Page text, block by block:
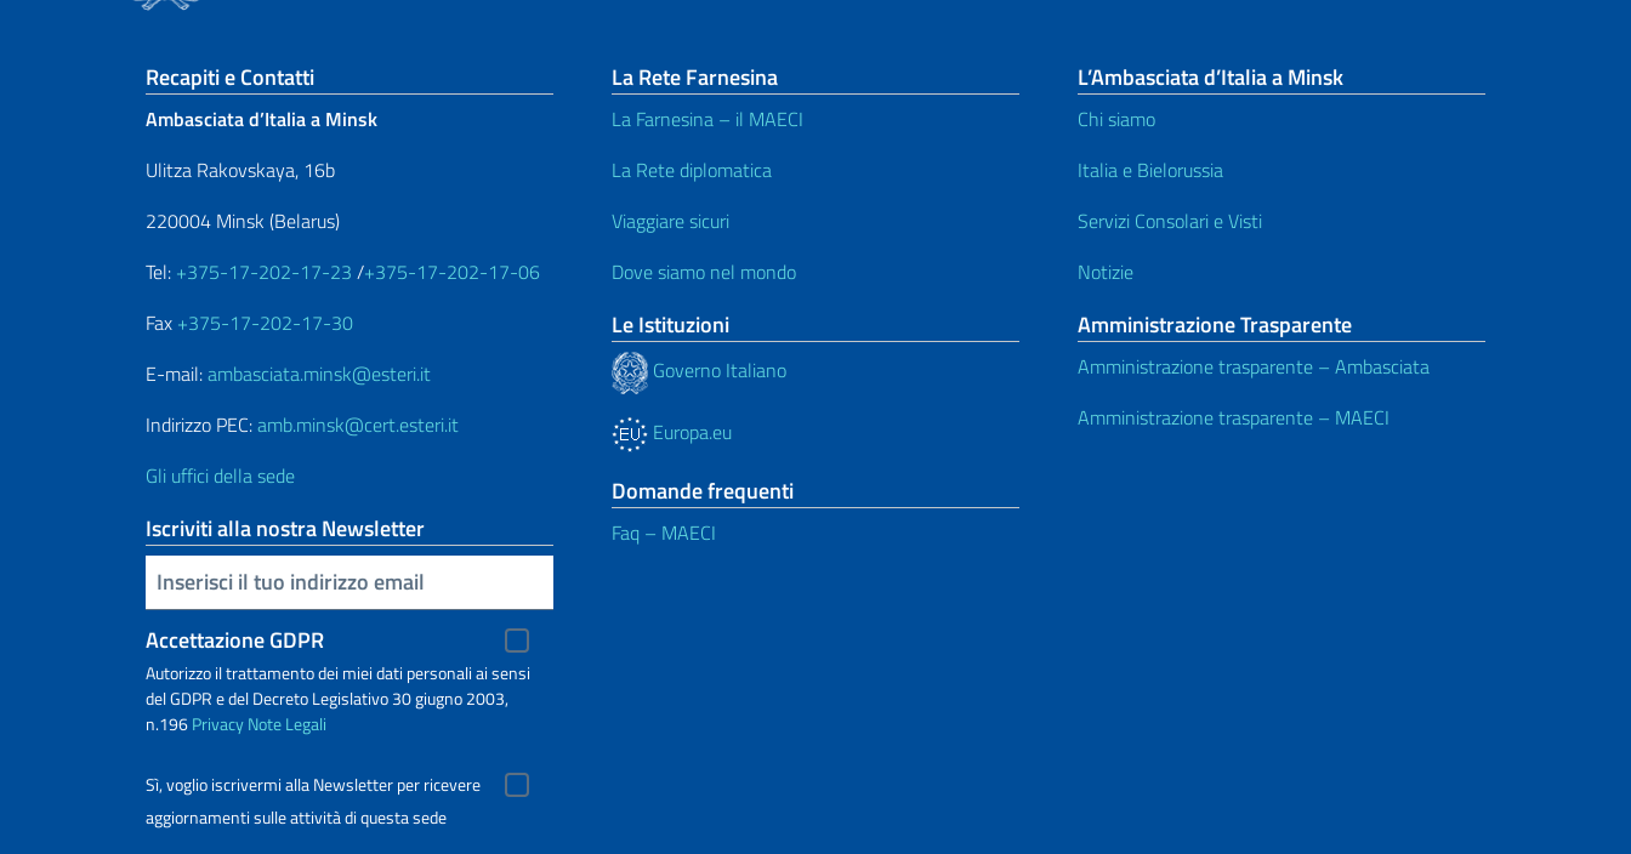
Sezione footer
Recapiti e Contatti
Ambasciata d’Italia a Minsk
Ulitza Rakovskaya, 16b
220004 Minsk (Belarus)
Tel: +375-17-202-17-23 /+375-17-202-17-06
Fax +375-17-202-17-30
E-mail:ambasciata.minsk@esteri.it
Indirizzo PEC:amb.minsk@cert.esteri.it
Gli uffici della sede
Iscriviti alla nostra Newsletter
Inserisci la tua email
Accettazione GDPR
Autorizzo il trattamento dei miei dati personali ai sensi
del GDPR e del Decreto Legislativo 30 giugno 2003,
n.196PrivacyNote Legali
Sì, voglio iscrivermi alla Newsletter per ricevere
aggiornamenti sulle attività di questa sede
La Rete Farnesina
La Farnesina – il MAECI
La Rete diplomatica
Viaggiare sicuri
Dove siamo nel mondo
Le Istituzioni
Governo Italiano
Europa.eu
Domande frequenti
Faq – MAECI
L’Ambasciata d’Italia a Minsk
Chi siamo
Italia e Bielorussia
Servizi Consolari e Visti
Notizie
Amministrazione Trasparente
Amministrazione trasparente – Ambasciata
Amministrazione trasparente – MAECI